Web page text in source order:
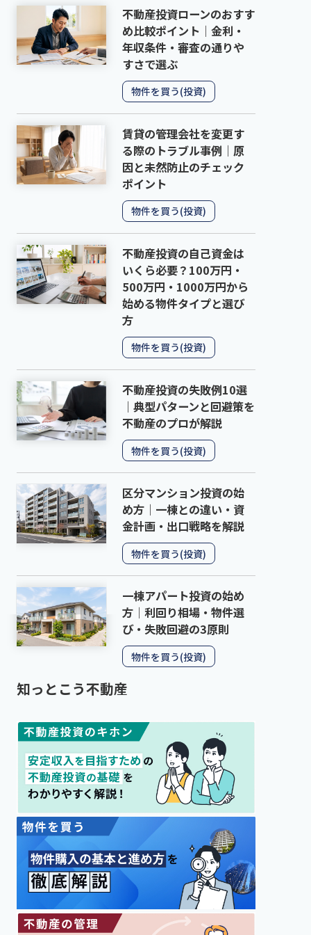
不動産投資ローンのおすす
め比較ポイント｜金利・
年収条件・審査の通りや
すさで選ぶ
物件を買う(投資)
賃貸の管理会社を変更す
る際のトラブル事例｜原
因と未然防止のチェック
ポイント
物件を買う(投資)
不動産投資の自己資金は
いくら必要？100万円・
500万円・1000万円から
始める物件タイプと選び
方
物件を買う(投資)
不動産投資の失敗例10選
｜典型パターンと回避策を
不動産のプロが解説
物件を買う(投資)
区分マンション投資の始
め方｜一棟との違い・資
金計画・出口戦略を解説
物件を買う(投資)
一棟アパート投資の始め
方｜利回り相場・物件選
び・失敗回避の3原則
物件を買う(投資)
知っとこう不動産